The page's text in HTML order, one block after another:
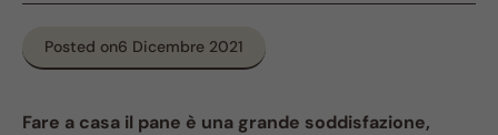
Posted on6 Dicembre 2021
Fare a casa il pane è una grande soddisfazione,